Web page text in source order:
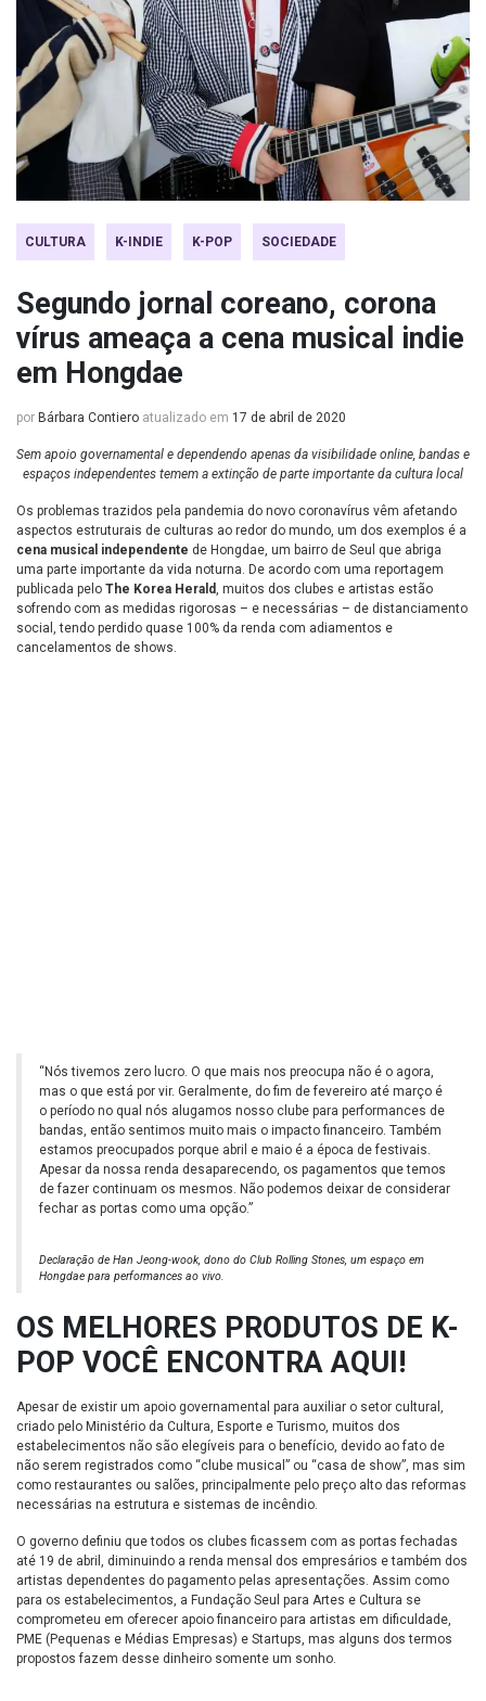
CULTURA K-INDIE K-POP SOCIEDADE
Segundo jornal coreano, corona
vírus ameaça a cena musical indie
em Hongdae
por Bárbara Contiero atualizado em 17 de abril de 2020
Sem apoio governamental e dependendo apenas da visibilidade online, bandas e
espaços independentes temem a extinção de parte importante da cultura local
Os problemas trazidos pela pandemia do novo coronavírus vêm afetando
aspectos estruturais de culturas ao redor do mundo, um dos exemplos é a
cena musical independente de Hongdae, um bairro de Seul que abriga
uma parte importante da vida noturna. De acordo com uma reportagem
publicada pelo The Korea Herald, muitos dos clubes e artistas estão
sofrendo com as medidas rigorosas – e necessárias – de distanciamento
social, tendo perdido quase 100% da renda com adiamentos e
cancelamentos de shows.
“Nós tivemos zero lucro. O que mais nos preocupa não é o agora,
mas o que está por vir. Geralmente, do fim de fevereiro até março é
o período no qual nós alugamos nosso clube para performances de
bandas, então sentimos muito mais o impacto financeiro. Também
estamos preocupados porque abril e maio é a época de festivais.
Apesar da nossa renda desaparecendo, os pagamentos que temos
de fazer continuam os mesmos. Não podemos deixar de considerar
fechar as portas como uma opção.”
Declaração de Han Jeong-wook, dono do Club Rolling Stones, um espaço em
Hongdae para performances ao vivo.
OS MELHORES PRODUTOS DE K-
POP VOCÊ ENCONTRA AQUI!
Apesar de existir um apoio governamental para auxiliar o setor cultural,
criado pelo Ministério da Cultura, Esporte e Turismo, muitos dos
estabelecimentos não são elegíveis para o benefício, devido ao fato de
não serem registrados como “clube musical” ou “casa de show”, mas sim
como restaurantes ou salões, principalmente pelo preço alto das reformas
necessárias na estrutura e sistemas de incêndio.
O governo definiu que todos os clubes ficassem com as portas fechadas
até 19 de abril, diminuindo a renda mensal dos empresários e também dos
artistas dependentes do pagamento pelas apresentações. Assim como
para os estabelecimentos, a Fundação Seul para Artes e Cultura se
comprometeu em oferecer apoio financeiro para artistas em dificuldade,
PME (Pequenas e Médias Empresas) e Startups, mas alguns dos termos
propostos fazem desse dinheiro somente um sonho.